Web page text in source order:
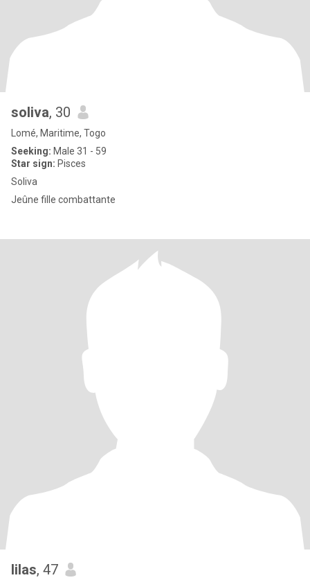
soliva, 30
Lomé, Maritime, Togo
Seeking: Male 31 - 59
Star sign: Pisces
Soliva
Jeûne fille combattante
lilas, 47